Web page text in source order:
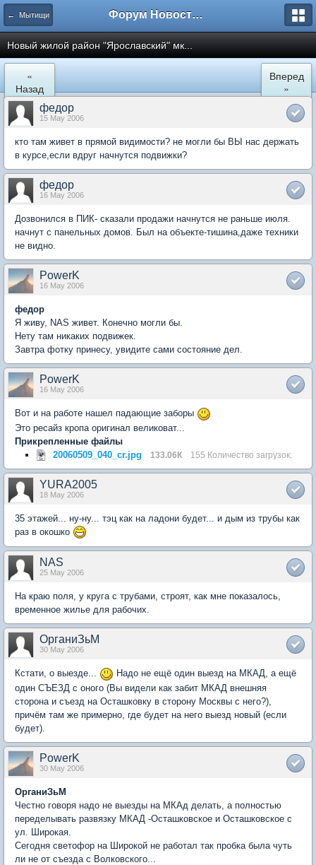
← Мытищи Форум Новостройки
Новый жилой район "Ярославский" мк...
«
Назад
Вперед
»
федор
15 May 2006
кто там живет в прямой видимости? не могли бы ВЫ нас держать
в курсе,если вдруг начнутся подвижки?
федор
16 May 2006
Дозвонился в ПИК- сказали продажи начнутся не раньше июля.
начнут с панельных домов. Был на объекте-тишина,даже техники
не видно.
PowerK
16 May 2006
федор
Я живу, NAS живет. Конечно могли бы.
Нету там никаких подвижек.
Завтра фотку принесу, увидите сами состояние дел.
PowerK
16 May 2006
Вот и на работе нашел падающие заборы
Это ресайз кропа оригинал великоват...
Прикрепленные файлы
20060509_040_cr.jpg
133.06К 155 Количество загрузок:
YURA2005
18 May 2006
35 этажей... ну-ну... тэц как на ладони будет... и дым из трубы как
раз в окошко
NAS
25 May 2006
На краю поля, у круга с трубами, строят, как мне показалось,
временное жилье для рабочих.
ОрганиЗьМ
30 May 2006
Кстати, о выезде...
Надо не ещё один выезд на МКАД, а ещё
один СЪЕЗД с оного (Вы видели как забит МКАД внешняя
сторона и съезд на Осташковку в сторону Москвы с него?),
причём там же примерно, где будет на него выезд новый (если
будет).
PowerK
30 May 2006
ОрганиЗьМ
Честно говоря надо не выезды на МКАд делать, а полностью
переделывать развязку МКАД -Осташковское и Осташковское с
ул. Широкая.
Сегодня светофор на Широкой не работал так пробка была чуть
ли не от съезда с Волковского...